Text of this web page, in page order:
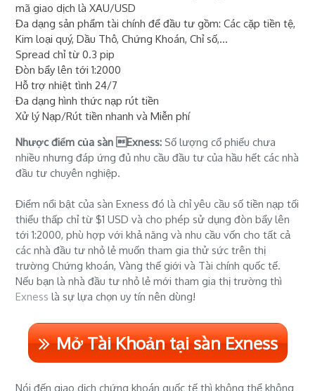
mã giao dịch là XAU/USD
Đa dạng sản phẩm tài chính để đầu tư gồm: Các cặp tiền tệ,
Kim loại quý, Dầu Thô, Chứng Khoán, Chỉ số,...
Spread chỉ từ 0.3 pip
Đòn bẩy lên tới 1:2000
Hỗ trợ nhiệt tình 24/7
Đa dạng hình thức nạp rút tiền
Xử lý Nạp/Rút tiền nhanh và Miễn phí
Nhược điểm của sàn Exness: Số lượng cổ phiếu chưa
nhiều nhưng đáp ứng đủ nhu cầu đầu tư của hầu hết các nhà
đầu tư chuyên nghiệp.
Điểm nổi bật của sàn Exness đó là chỉ yêu cầu số tiền nạp tối
thiểu thấp chỉ từ $1 USD và cho phép sử dụng đòn bẩy lên
tới 1:2000, phù hợp với khả năng và nhu cầu vốn cho tất cả
các nhà đầu tư nhỏ lẻ muốn tham gia thử sức trên thị
trường Chứng khoán, Vàng thế giới và Tài chính quốc tế.
Nếu bạn là nhà đầu tư nhỏ lẻ mới tham gia thị trường thì
Exness là sự lựa chọn uy tín nên dùng!
Mở Tài Khoản tại sàn Exness
Nói đến giao dịch chứng khoán quốc tế thì không thể không